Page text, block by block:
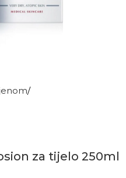
za tijelo 250ml